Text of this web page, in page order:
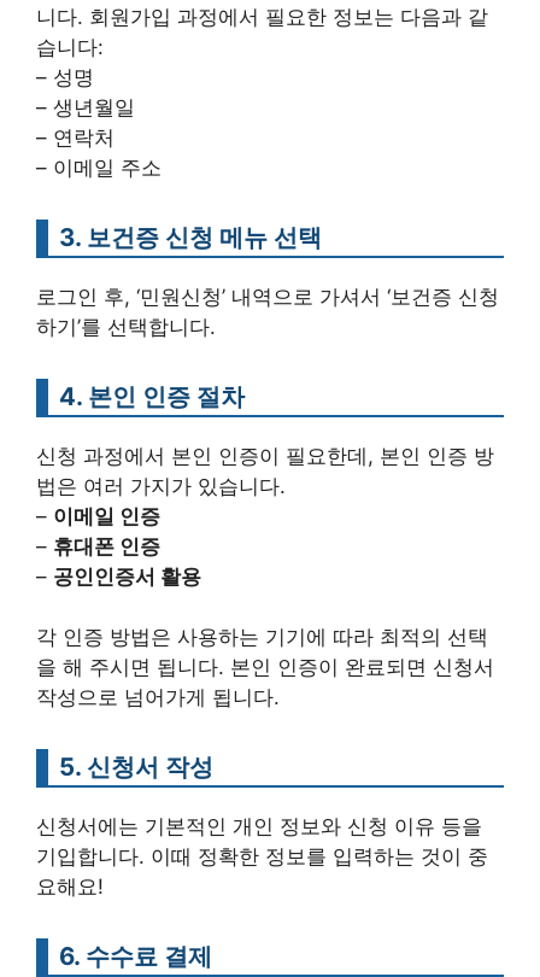
니다. 회원가입 과정에서 필요한 정보는 다음과 같
습니다:
– 성명
– 생년월일
– 연락처
– 이메일 주소
3. 보건증 신청 메뉴 선택
로그인 후, ‘민원신청’ 내역으로 가셔서 ‘보건증 신청
하기’를 선택합니다.
4. 본인 인증 절차
신청 과정에서 본인 인증이 필요한데, 본인 인증 방
법은 여러 가지가 있습니다.
– 이메일 인증
– 휴대폰 인증
– 공인인증서 활용
각 인증 방법은 사용하는 기기에 따라 최적의 선택
을 해 주시면 됩니다. 본인 인증이 완료되면 신청서
작성으로 넘어가게 됩니다.
5. 신청서 작성
신청서에는 기본적인 개인 정보와 신청 이유 등을
기입합니다. 이때 정확한 정보를 입력하는 것이 중
요해요!
6. 수수료 결제